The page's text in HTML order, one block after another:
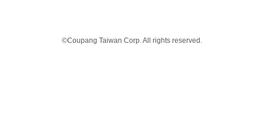
©Coupang Taiwan Corp. All rights reserved.